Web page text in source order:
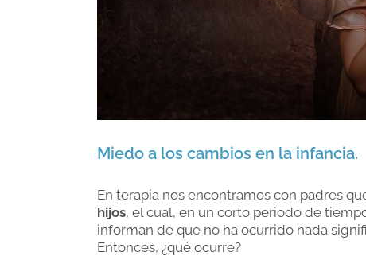
Miedo a los cambios en la infancia.
En terapia nos encontramos con padres
hijos, el cual, en un corto periodo de
informan de que no ha ocurrido nada
Entonces, ¿qué ocurre?